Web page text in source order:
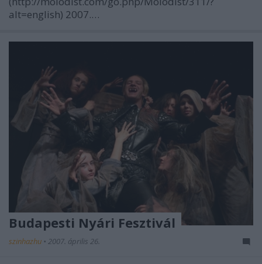
alt=english) 2007.…
Budapesti Nyári Fesztivál
szinhazhu • 2007. április 26.